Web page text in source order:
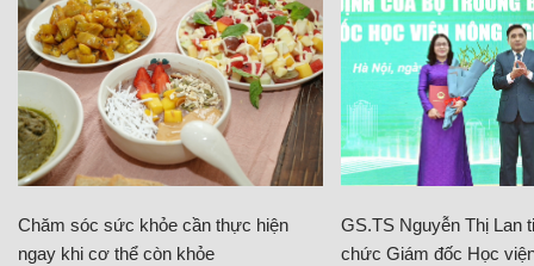
Chăm sóc sức khỏe cần thực hiện
ngay khi cơ thể còn khỏe
GS.TS Nguyễn Thị Lan
chức Giám đốc Học